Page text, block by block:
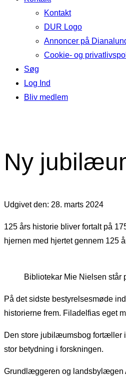
Kontakt
DUR Logo
Annoncer på
Cookie- og
Søg
Log Ind
Bliv medlem
Ny
Udgivet den: 28. marts 2024
125 års historie bliver fortalt på
hjernen med hjertet gennem 125
Bibliotekar Mie Nielsen står
På det sidste bestyrelsesmøde
historierne frem. Filadelfias eget
Den store jubilæumsbog fortæller
stor betydning i forskningen.
Grundlæggeren og landsbylægen